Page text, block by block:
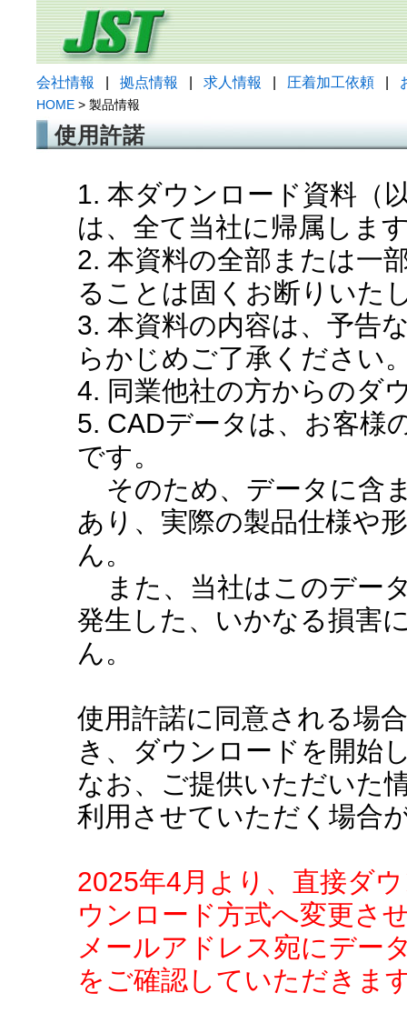
会社情報 拠点情報 求人情報 圧着加工依頼
HOME > 製品情報
使用許諾
1. 本ダウンロード資料（
は、全て当社に帰属しま
2. 本資料の全部または一
ることは固くお断りいた
3. 本資料の内容は、予告
らかじめご了承ください
4. 同業他社の方からのダ
5. CADデータは、お客様
です。
そのため、データに含
あり、実際の製品仕様や
ん。
また、当社はこのデー
発生した、いかなる損害
ん。
使用許諾に同意される場
き、ダウンロードを開始
なお、ご提供いただいた
利用させていただく場合
2025年4月より、直接ダ
ウンロード方式へ変更さ
メールアドレス宛にデー
をご確認していただきま